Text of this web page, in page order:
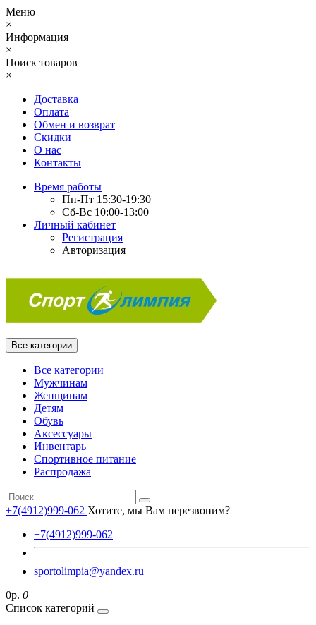
Меню
×
Информация
×
Поиск товаров
×
Доставка
Оплата
Обмен и возврат
Скидки
О нас
Контакты
Время работы
Пн-Пт 15:30-19:30
Сб-Вс 10:00-13:00
Личный кабинет
Регистрация
Авторизация
Все категории
Все категории
Мужчинам
Женщинам
Детям
Обувь
Аксессуары
Инвентарь
Спортивное питание
Распродажа
+7(4912)999-062 Хотите, мы Вам перезвоним?
+7(4912)999-062
sportolimpia@yandex.ru
0р. 0
Список категорий